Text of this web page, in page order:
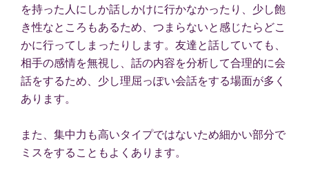
を持った人にしか話しかけに行かなかったり、少し飽
き性なところもあるため、つまらないと感じたらどこ
かに行ってしまったりします。友達と話していても、
相手の感情を無視し、話の内容を分析して合理的に会
話をするため、少し理屈っぽい会話をする場面が多く
あります。
また、集中力も高いタイプではないため細かい部分で
ミスをすることもよくあります。